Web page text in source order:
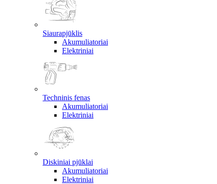
Siaurapjūklis
Akumuliatoriai
Elektriniai
Techninis fenas
Akumuliatoriai
Elektriniai
Diskiniai pjūklai
Akumuliatoriai
Elektriniai